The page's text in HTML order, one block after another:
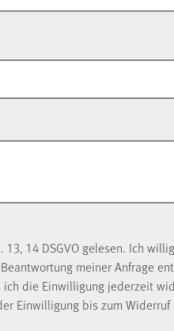
14 DSGVO gelesen. Ich
meiner Anfrage
die Einwilligung jederzeit
Einwilligung bis zum